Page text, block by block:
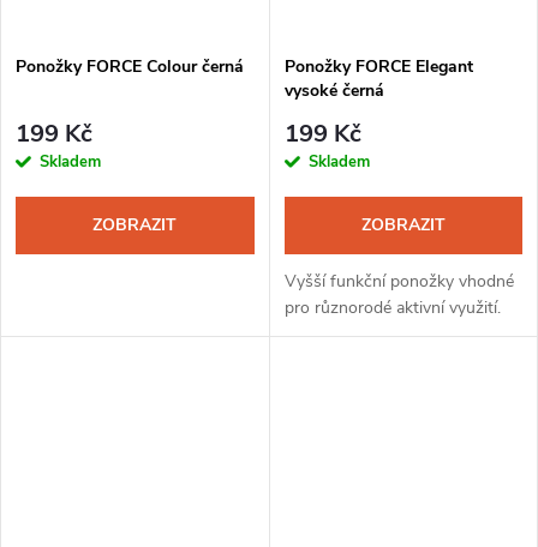
Ponožky FORCE Colour černá
199 Kč
Skladem
ZOBRAZIT
Ponožky FORCE Elegant
vysoké černá
199 Kč
Skladem
ZOBRAZIT
Vyšší funkční ponožky vhodné
pro různorodé aktivní využití.